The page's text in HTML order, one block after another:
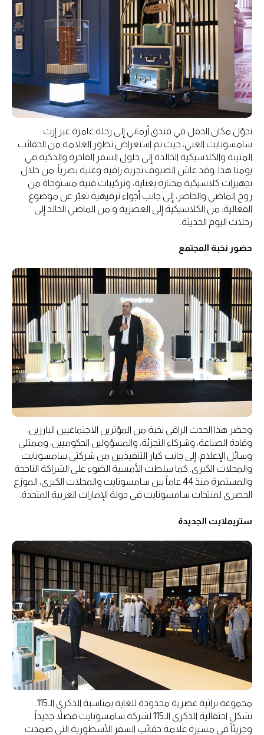
تحوّل مكان الحفل في فندق أرماني إلى رحلة غامرة عبر إرث
سامسونايت الغني، حيث تم استعراض تطور العلامة من الحقائب
المتينة والكلاسيكية الخالدة إلى حلول السفر الفاخرة والذكية في
يومنا هذا. وقد عاش الضيوف تجربة راقية وغنية بصرياً، من خلال
تجهيزات كلاسيكية مختارة بعناية، وتركيبات فنية مستوحاة من
روح الماضي والحاضر، إلى جانب أجواء ترفيهية تعبّر عن موضوع
الفعالية: من الكلاسيكية إلى العصرية و من الماضي الخالد إلى
رحلات اليوم الحديثة.
حضور نخبة المجتمع
وحضر هذا الحدث الراقي نخبة من المؤثرين الاجتماعيين البارزين،
وقادة الصناعة، وشركاء التجزئة، والمسؤولين الحكوميين، وممثلي
وسائل الإعلام، إلى جانب كبار التنفيذيين من شركتي سامسونايت
والمحلات الكبرى. كما سلطت الأمسية الضوء على الشراكة الناجحة
والمستمرة منذ 44 عاماً بين سامسونايت والمحلات الكبرى، الموزع
الحصري لمنتجات سامسونايت في دولة الإمارات العربية المتحدة.
ستريملايت الجديدة
تشكل احتفالية الذكرى الـ115 لشركة سامسونايت فصلاً جديداً
وجريئاً في مسيرة علامة حقائب السفر الأسطورية التي صمدت